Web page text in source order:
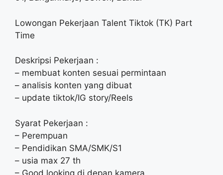
Lowongan Pekerjaan Talent Tiktok (TK) Part
Time
Deskripsi Pekerjaan :
– membuat konten sesuai permintaan
– analisis konten yang dibuat
– update tiktok/IG story/Reels
Syarat Pekerjaan :
– Perempuan
– Pendidikan SMA/SMK/S1
– usia max 27 th
– Good looking di depan kamera